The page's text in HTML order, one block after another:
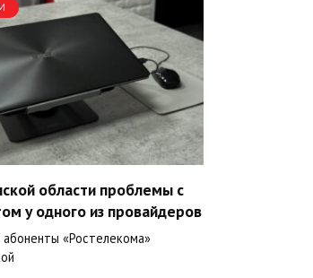
области проблемы с
у одного из провайдеров
«Ростелекома»